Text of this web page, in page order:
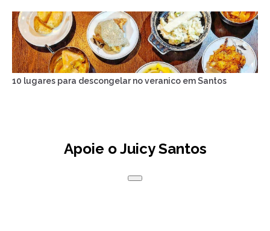
10 lugares para descongelar no veranico em Santos
Apoie o Juicy Santos